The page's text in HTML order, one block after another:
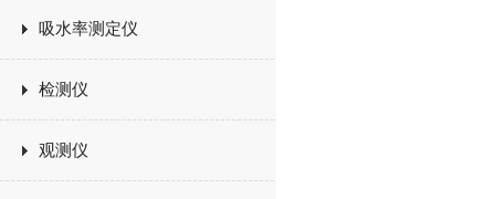
吸水率测定仪
检测仪
观测仪